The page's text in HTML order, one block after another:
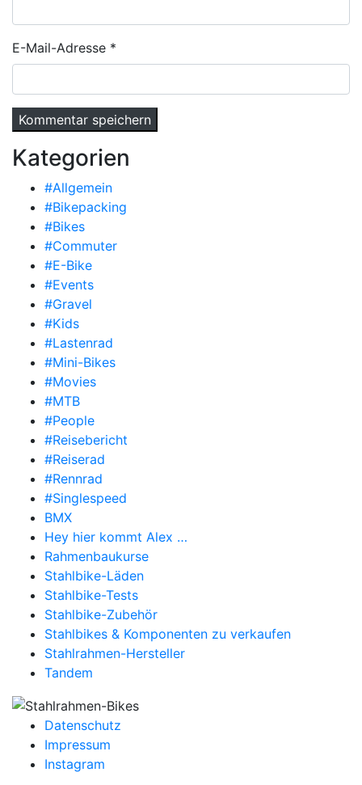
E-Mail-Adresse *
Kategorien
#Allgemein
#Bikepacking
#Bikes
#Commuter
#E-Bike
#Events
#Gravel
#Kids
#Lastenrad
#Mini-Bikes
#Movies
#MTB
#People
#Reisebericht
#Reiserad
#Rennrad
#Singlespeed
BMX
Hey hier kommt Alex …
Rahmenbaukurse
Stahlbike-Läden
Stahlbike-Tests
Stahlbike-Zubehör
Stahlbikes & Komponenten zu verkaufen
Stahlrahmen-Hersteller
Tandem
Datenschutz
Impressum
Instagram